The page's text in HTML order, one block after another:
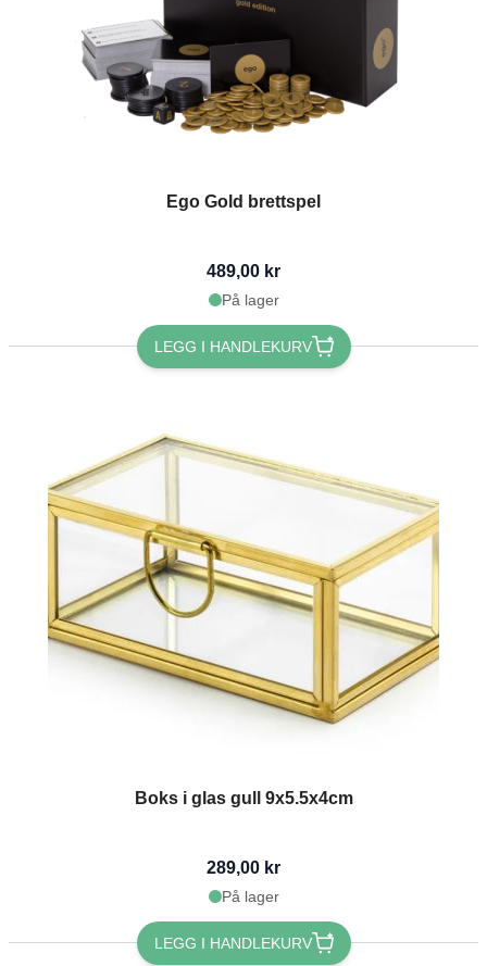
Ego Gold brettspel
489,00 kr
På lager
LEGG I HANDLEKURV
Boks i glas gull 9x5.5x4cm
289,00 kr
På lager
LEGG I HANDLEKURV